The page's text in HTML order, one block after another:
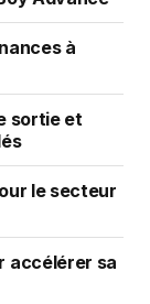
à
sortie et
le secteur
accélérer sa